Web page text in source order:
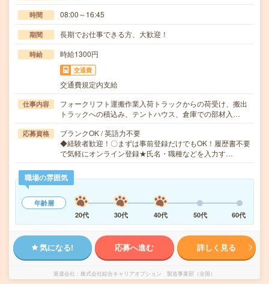
時間 08:00～16:45
期間 長期でお仕事できる方、大歓迎！
時給 時給1300円
交通費
交通費規定内支給
仕事内容
フォークリフト運搬作業入荷トラックからの荷受け、搬出
トラックへの積込み、テントハウス、倉庫での部材入…
応募資格
ブランクOK / 英語力不要
◆経験者歓迎！〇まずは事前登録だけでもOK！履歴書不要
で気軽にオンライン登録★氏名・職種などを入力す…
職場の雰囲気
年齢層
20代
30代 40代 50代 60代
気になる! 応募へ進む 詳しく見る
派遣会社 株式会社綜合キャリアオプション 製造事業部（全国）